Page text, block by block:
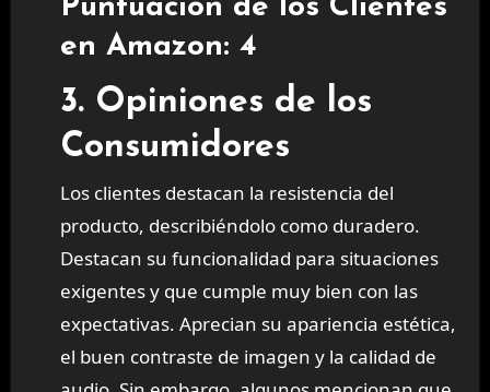
Puntuación de los Clientes
en Amazon: 4
3. Opiniones de los
Consumidores
Los clientes destacan la resistencia del
producto, describiéndolo como duradero.
Destacan su funcionalidad para situaciones
exigentes y que cumple muy bien con las
expectativas. Aprecian su apariencia estética,
el buen contraste de imagen y la calidad de